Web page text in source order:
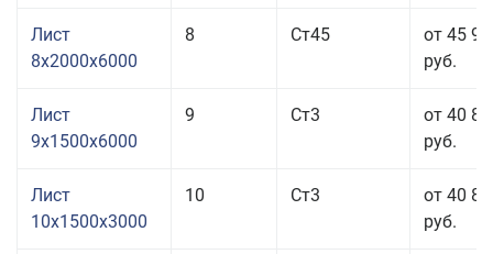
Лист
8x2000x6000
8 Ст45
от 45
руб.
Лист
9x1500x6000
9 Ст3
от 40
руб.
Лист
10x1500x3000
10 Ст3
от 40
руб.